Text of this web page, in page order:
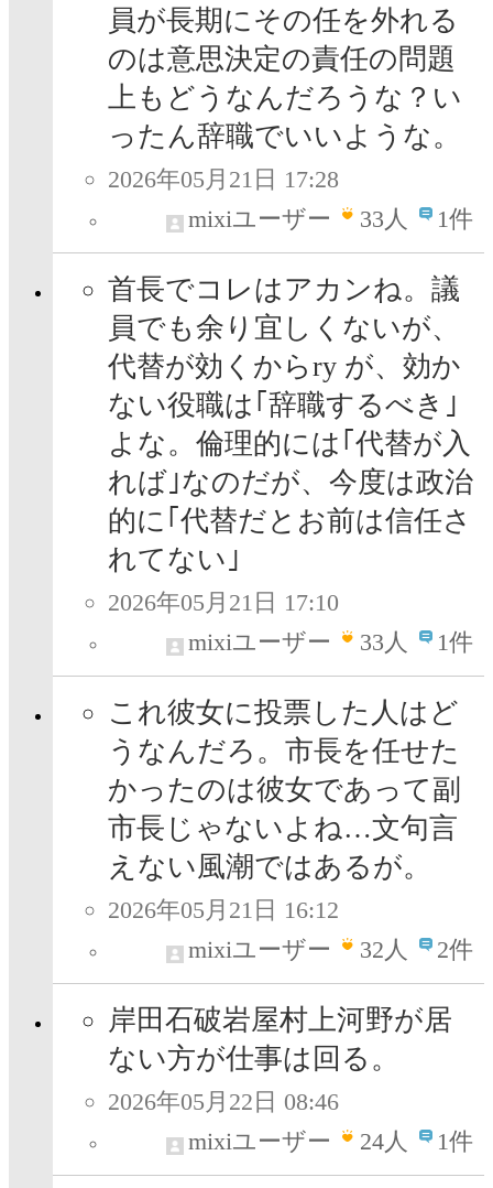
員が長期にその任を外れる
のは意思決定の責任の問題
上もどうなんだろうな？い
ったん辞職でいいような。
2026年05月21日 17:28
mixiユーザー
33人 1件
首長でコレはアカンね。議
員でも余り宜しくないが、
代替が効くからry が、効か
ない役職は｢辞職するべき｣
よな。倫理的には｢代替が入
れば｣なのだが、今度は政治
的に｢代替だとお前は信任さ
れてない｣
2026年05月21日 17:10
mixiユーザー
33人 1件
これ彼女に投票した人はど
うなんだろ。市長を任せた
かったのは彼女であって副
市長じゃないよね…文句言
えない風潮ではあるが。
2026年05月21日 16:12
mixiユーザー
32人 2件
岸田石破岩屋村上河野が居
ない方が仕事は回る。
2026年05月22日 08:46
mixiユーザー
24人 1件